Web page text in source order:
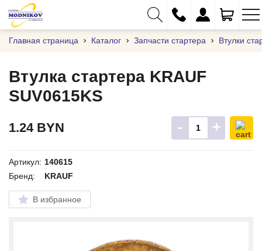
+375 (17) 373-97-09
+375 (29) 262-61-18
Главная страница Каталог Запчасти стартера Втулки
1.24 BYN - +
Втулка стартера KRAUF
SUV0615KS
Артикул: 140615
Бренд:
KRAUF
В избранное